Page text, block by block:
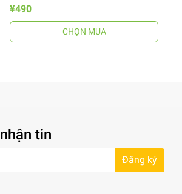
¥490
CHỌN MUA
tin
Đăng ký